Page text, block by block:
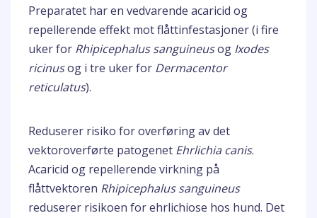
Preparatet har en vedvarende acaricid og
repellerende effekt mot flåttinfestasjoner (i fire
uker for Rhipicephalus sanguineusog Ixodes
ricinusog i tre uker for Dermacentor
reticulatus).
Reduserer risiko for overføring av det
vektoroverførte patogenet Ehrlichia canis.
Acaricid og repellerende virkning på
flåttvektoren Rhipicephalus sanguineus
reduserer risikoen for ehrlichiose hos hund. Det